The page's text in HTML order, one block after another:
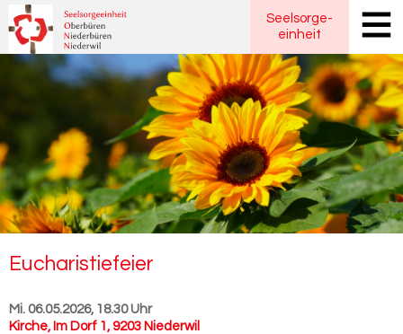
Seelsorge-
einheit
Eu­cha­ris­tie­fei­er
Mi. 06.05.2026, 18.30 Uhr
Kirche, Im Dorf 1, 9203 Niederwil